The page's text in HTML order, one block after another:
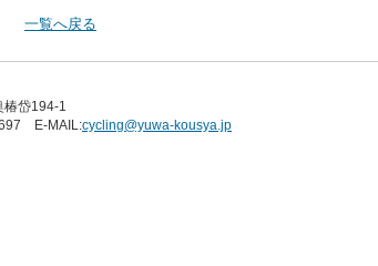
一覧へ戻る
岱194-1
E-MAIL:cycling@yuwa-kousya.jp